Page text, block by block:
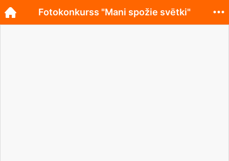
Fotokonkurss "Mani spožie svētki"